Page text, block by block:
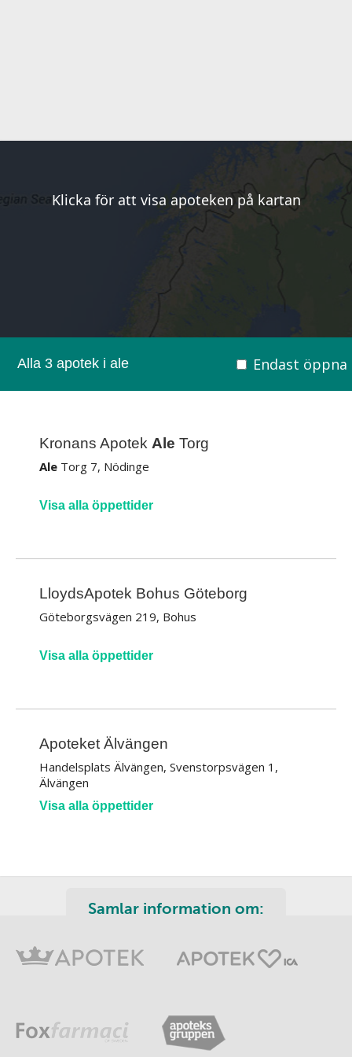
Klicka för att visa apoteken på kartan
Alla 3 apotek i ale Endast
Kronans Apotek Ale Torg
Ale Torg 7, Nödinge
Visa alla öppettider
LloydsApotek Bohus Göteborg
Göteborgsvägen 219, Bohus
Visa alla öppettider
Apoteket Älvängen
Handelsplats Älvängen, Svenstorpsvägen 1,
Älvängen
Visa alla öppettider
Samlar information om: